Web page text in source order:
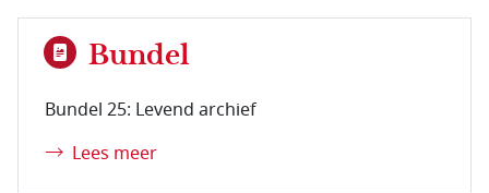
Bundel
Bundel 25: Levend archief
Lees meer